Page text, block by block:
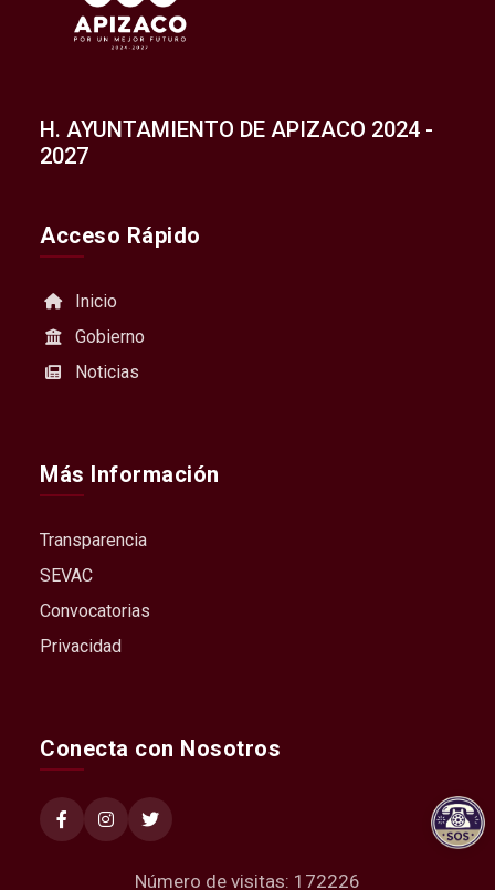
H. AYUNTAMIENTO DE APIZACO 2024 -
2027
Acceso Rápido
Inicio
Gobierno
Noticias
Más Información
Transparencia
SEVAC
Convocatorias
Privacidad
Conecta con Nosotros
Número de visitas: 172226